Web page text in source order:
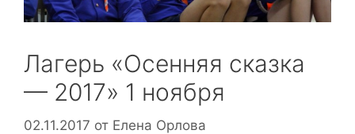
Лагерь «Осенняя сказка
— 2017» 1 ноября
02.11.2017 от Елена Орлова